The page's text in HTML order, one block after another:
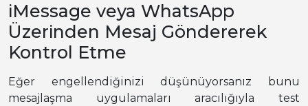
iMessage veya WhatsApp
Üzerinden Mesaj Göndererek
Kontrol Etme
Eğer engellendiğinizi düşünüyorsanız bunu
mesajlaşma uygulamaları aracılığıyla test